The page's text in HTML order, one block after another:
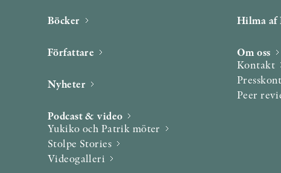
Böcker
Författare
Nyheter
Podcast & video
Yukiko och Patrik möter
Stolpe Stories
Videogalleri
Hilma
Om oss
Kontakt
Peer